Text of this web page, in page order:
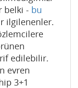
belki - bu
ilgilenenler.
edilebilir.
evren
3+1